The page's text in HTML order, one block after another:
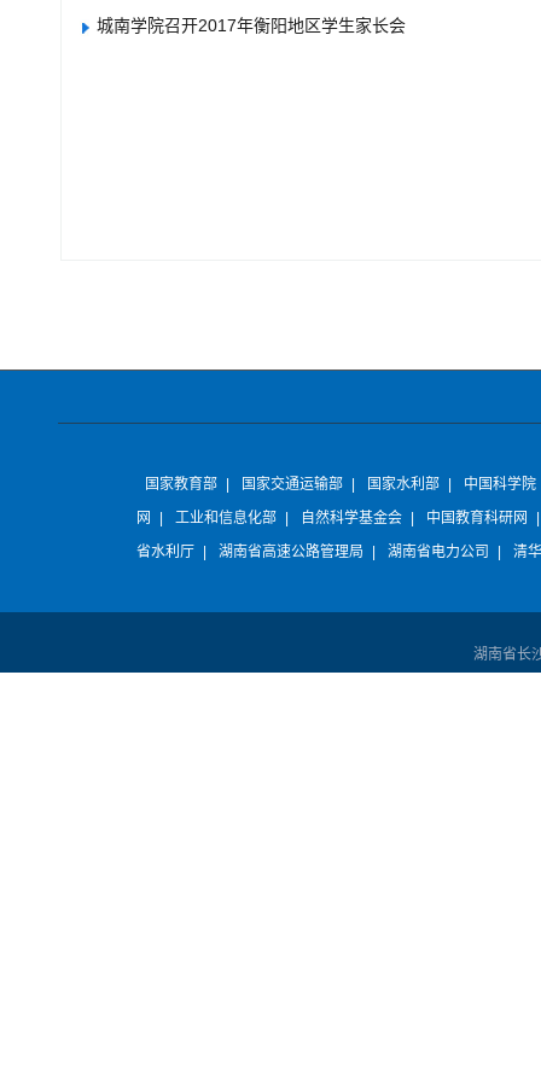
城南学院召开2017年衡阳地区学生家长会
国家教育部 国家交通运输部 国家水利部
中国科学院
网
工业和信息化部 自然科学基金会 中国教育科研网
省水利厅
湖南省高速公路管理局 湖南省电力公司 清
湖南省长